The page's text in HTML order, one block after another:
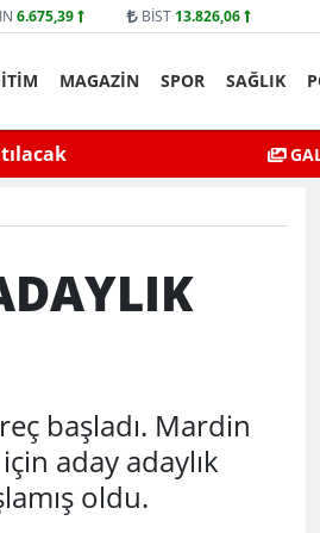
6.675,39 BİST 13.826,06
MAGAZİN SPOR SAĞLIK
aldı
Mardin’de
başladı. Mardin
aday adaylık
oldu.